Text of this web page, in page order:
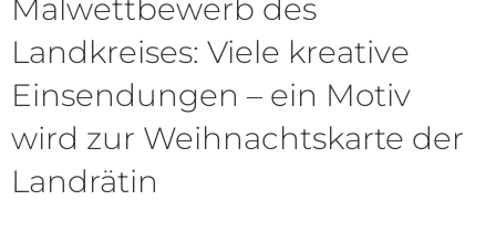
Malwettbewerb des
Landkreises: Viele kreative
Einsendungen – ein Motiv
wird zur Weihnachtskarte der
Landrätin